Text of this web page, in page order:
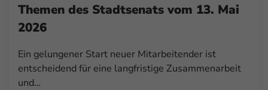
Themen des Stadtsenats vom 13. Mai
2026
Ein gelungener Start neuer Mitarbeitender ist
entscheidend für eine langfristige Zusammenarbeit
und…